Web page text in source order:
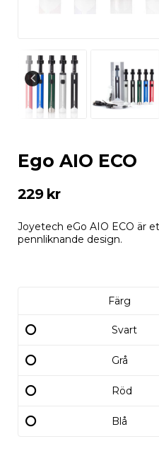
Ego AIO ECO
229 kr
Joyetech eGo AIO ECO är
pennliknande design.
Färg
Svart
Grå
Röd
Blå